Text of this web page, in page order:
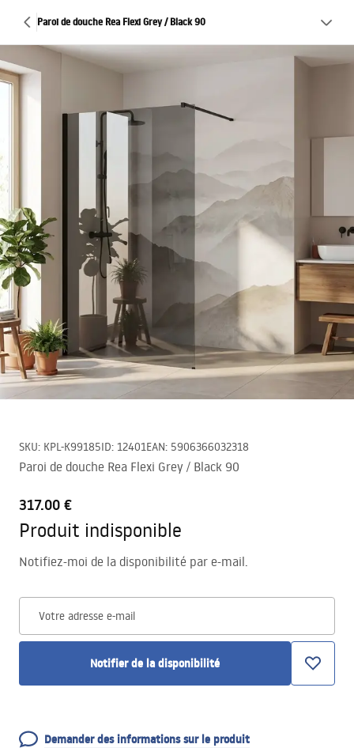
Paroi de douche Rea Flexi Grey / Black 90
SKU: KPL-K99185ID: 12401EAN: 5906366032318
Paroi de douche Rea Flexi Grey / Black 90
317.00 €
Produit indisponible
Notifiez-moi de la disponibilité par e-mail.
Votre adresse e-mail
Notifier de la disponibilité
Demander des informations sur le produit